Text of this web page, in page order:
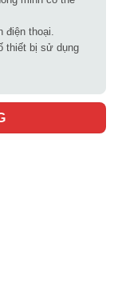
thoại.
thiết bị sử dụng